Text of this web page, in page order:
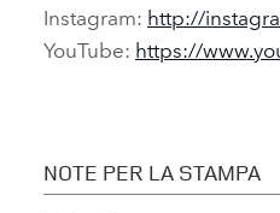
Instagram: http://
YouTube: https://
NOTE PER LA STAMPA